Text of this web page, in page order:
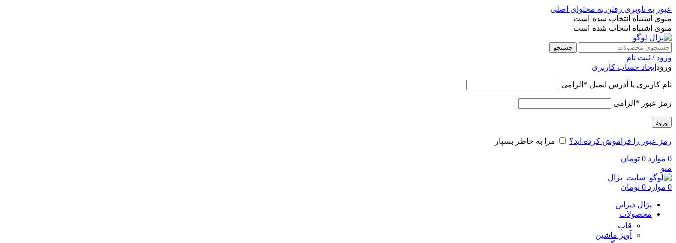
عبور به ناوبری رفتن به محتوای اصلی
منوی اشتباه انتخاب شده است
منوی اشتباه انتخاب شده است
جستجو
ورود / ثبت نام
ورود ایجاد حساب کاربری
نام کاربری یا آدرس ایمیل * الزامی
رمز عبور * الزامی
ورود
رمز عبور را فراموش کرده اید؟ مرا به خاطر بسپار
0 موارد 0 تومان
منو
0 موارد 0 تومان
پژال دیزاین
محصولات
قاب
آویز ماشین